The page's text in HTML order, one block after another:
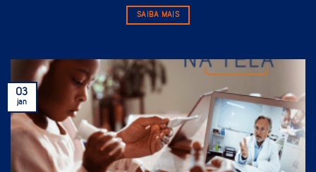
SAIBA MAIS
03
jan